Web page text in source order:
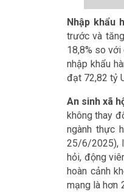
Nhập khẩu
trước và
18,8% so
nhập khẩu
đạt 72,82 tỷ
An sinh xã
không thay
ngành thực
25/6/2025),
hỏi, động
hoàn cảnh
mạng là hơn